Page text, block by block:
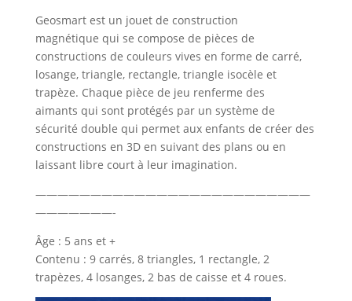
Geosmart est un jouet de construction
magnétique qui se compose de pièces de
constructions de couleurs vives en forme de carré,
losange, triangle, rectangle, triangle isocèle et
trapèze. Chaque pièce de jeu renferme des
aimants qui sont protégés par un système de
sécurité double qui permet aux enfants de créer des
constructions en 3D en suivant des plans ou en
laissant libre court à leur imagination.
—————————————————————————
———————-
Âge : 5 ans et +
Contenu : 9 carrés, 8 triangles, 1 rectangle, 2
trapèzes, 4 losanges, 2 bas de caisse et 4 roues.